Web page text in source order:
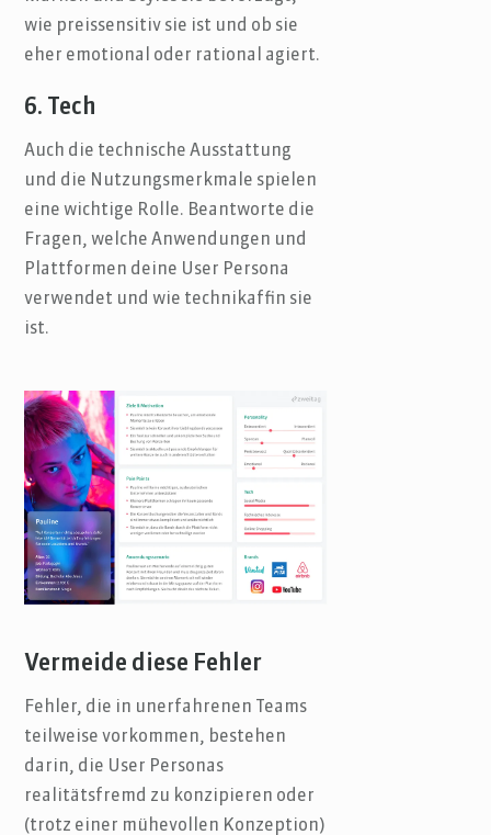
wie preissensitiv sie ist und ob sie
eher emotional oder rational agiert.
6. Tech
Auch die technische Ausstattung
und die Nutzungsmerkmale spielen
eine wichtige Rolle. Beantworte die
Fragen, welche Anwendungen und
Plattformen deine User Persona
verwendet und wie technikaffin sie
ist.
Vermeide diese Fehler
Fehler, die in unerfahrenen Teams
teilweise vorkommen, bestehen
darin, die User Personas
realitätsfremd zu konzipieren oder
(trotz einer mühevollen Konzeption)